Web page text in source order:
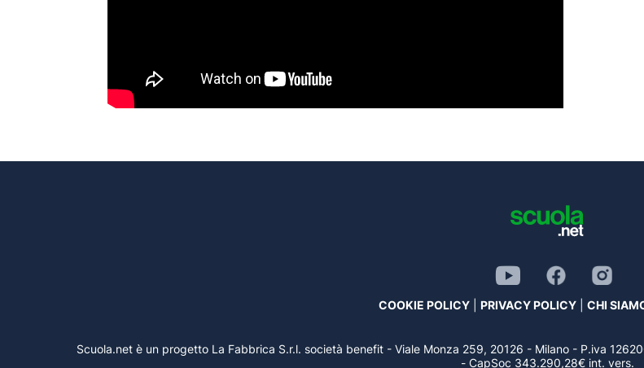
COOKIE POLICY| PRIVACY POLICY| CHI
Scuola.net è un progetto La Fabbrica S.r.l. società benefit - Viale Monza 259, 20126 - Milano - P.iva
- CapSoc 343.290,28€ int. vers.